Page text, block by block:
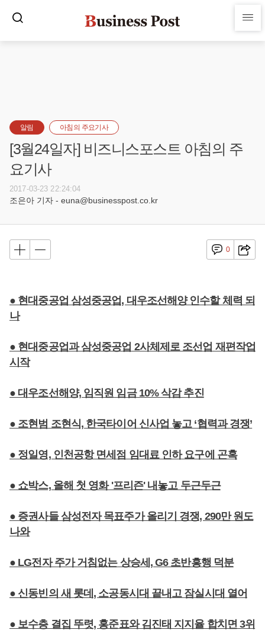
알림 아침의 주요기사
[3월24일자] 비즈니스포스트 아침의 주
요기사
2017-03-23 22:24:04
조은아 기자 - euna@businesspost.co.kr
0
● 현대중공업 삼성중공업, 대우조선해양 인수할 체력 되
나
● 현대중공업과 삼성중공업 2사체제로 조선업 재편작업
시작
● 대우조선해양, 임직원 임금 10% 삭감 추진
● 조현범 조현식, 한국타이어 신사업 놓고 ‘협력과 경쟁’
● 정일영, 인천공항 면세점 임대료 인하 요구에 곤혹
● 쇼박스, 올해 첫 영화 '프리즌' 내놓고 두근두근
● 증권사들 삼성전자 목표주가 올리기 경쟁, 290만 원도
나와
● LG전자 주가 거침없는 상승세, G6 초반흥행 덕분
● 신동빈의 새 롯데, 소공동시대 끝내고 잠실시대 열어
● 보수층 결집 뚜렷, 홍준표와 김진태 지지율 합치면 3위